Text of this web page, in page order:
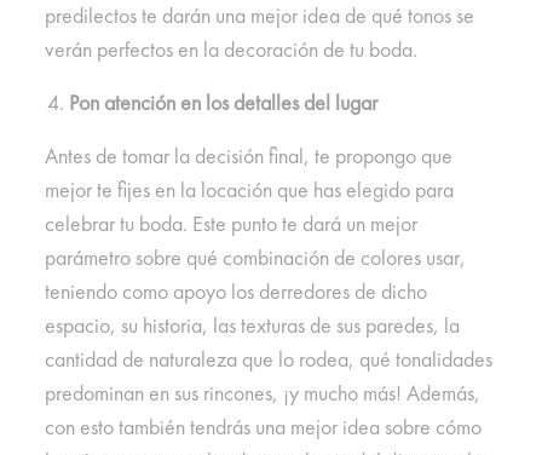
predilectos te darán una mejor idea de qué tonos se
verán perfectos en la decoración de tu boda.
Pon atención en los detalles del lugar
Antes de tomar la decisión final, te propongo que
mejor te fijes en la locación que has elegido para
celebrar tu boda. Este punto te dará un mejor
parámetro sobre qué combinación de colores usar,
teniendo como apoyo los derredores de dicho
espacio, su historia, las texturas de sus paredes, la
cantidad de naturaleza que lo rodea, qué tonalidades
predominan en sus rincones, ¡y mucho más! Además,
con esto también tendrás una mejor idea sobre cómo